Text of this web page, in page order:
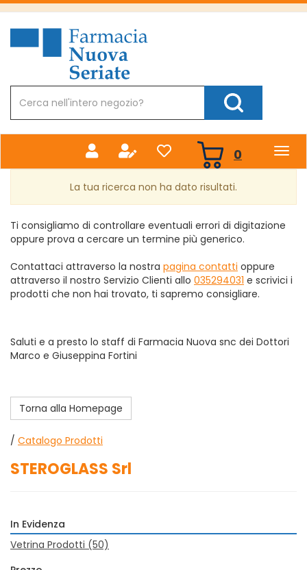
Passa
principale
Farmacia
Nuova
Prodotto
Cerca Prodotto
0 prodotti
inseriti
La tua ricerca non ha dato risultati.
Ti consigliamo di controllare eventuali errori di digitazione
oppure prova a cercare un termine più generico.
Contattaci attraverso la nostra pagina contatti oppure
attraverso il nostro Servizio Clienti allo 035294031 e scrivici i
prodotti che non hai trovato, ti sapremo consigliare.
Saluti e a presto lo staff di Farmacia Nuova snc dei Dottori
Marco e Giuseppina Fortini
Torna alla Homepage
/ Catalogo Prodotti
STEROGLASS Srl
In Evidenza
Vetrina Prodotti (50)